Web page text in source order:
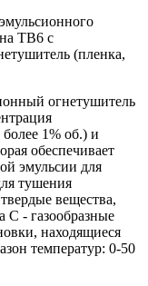
ТВ6 с
(пленка,
огнетушитель
1% об.) и
обеспечивает
эмульсии для
тушения
вещества,
С - газообразные
находящиеся
температур: 0-50